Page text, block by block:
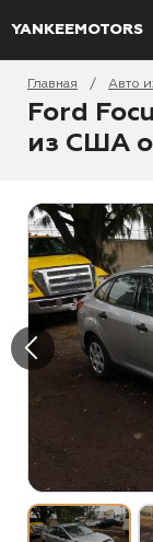
YANKEEMOTORS
Главная / Авто
Ford
из США